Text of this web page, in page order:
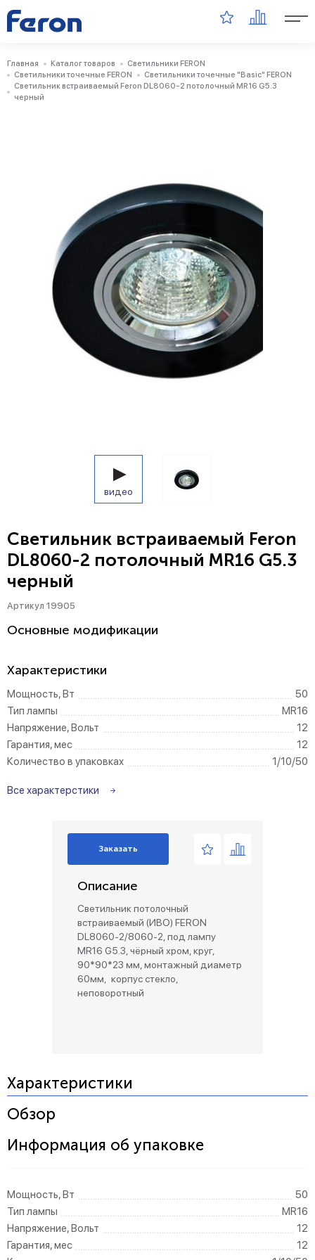
Главная Каталог товаров
Светильники FERON
Светильники точечные FERON
Светильники точечные "Basic" FERON
Светильник встраиваемый Feron DL8060-2 потолочный MR16 G5.3
черный
видео
Светильник встраиваемый Feron
DL8060-2 потолочный MR16 G5.3
черный
Артикул 19905
Основные модификации
Характеристики
Мощность, Вт
50
Тип лампы
MR16
Напряжение, Вольт
12
Гарантия, мес
12
Количество в упаковках
1/10/50
Все характерстики
Заказать
Описание
Светильник потолочный
встраиваемый (ИВО) FERON
DL8060-2/8060-2, под лампу
MR16 G5.3, чёрный хром, круг,
90*90*23 мм, монтажный диаметр
60мм, корпус стекло,
неповоротный
Характеристики
Обзор
Информация об упаковке
Мощность, Вт
50
Тип лампы
MR16
Напряжение, Вольт
12
Гарантия, мес
12